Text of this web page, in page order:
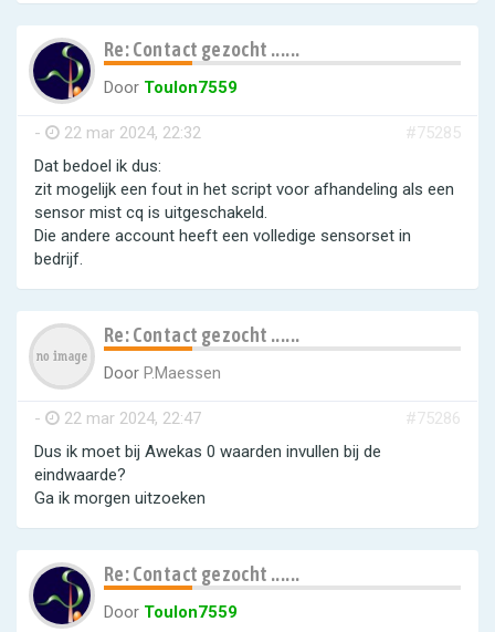
Re: Contact gezocht ......
Door Toulon7559
- 22 mar 2024, 22:32
#75285
Dat bedoel ik dus:
zit mogelijk een fout in het script voor afhandeling als een
sensor mist cq is uitgeschakeld.
Die andere account heeft een volledige sensorset in
bedrijf.
Re: Contact gezocht ......
Door P.Maessen
- 22 mar 2024, 22:47
#75286
Dus ik moet bij Awekas 0 waarden invullen bij de
eindwaarde?
Ga ik morgen uitzoeken
Re: Contact gezocht ......
Door Toulon7559